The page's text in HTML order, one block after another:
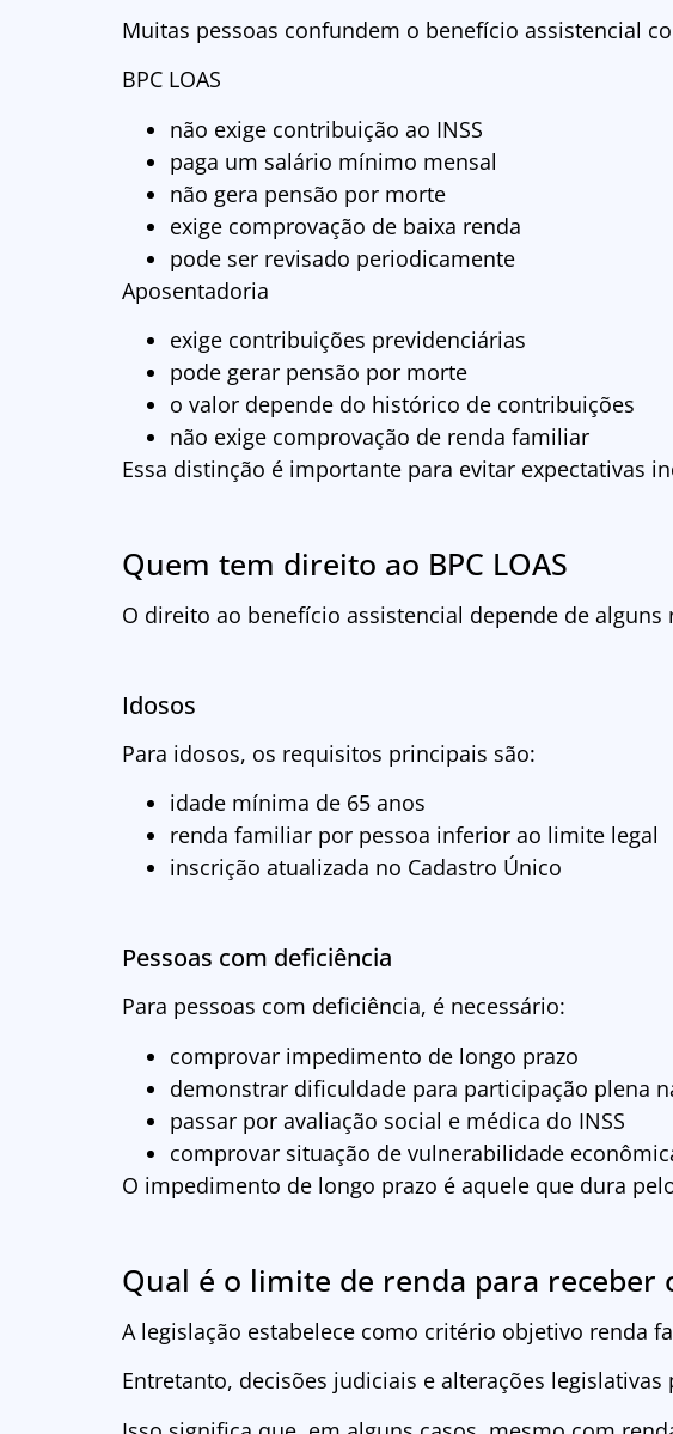
Muitas pessoas confundem o benefício assistencial
BPC LOAS
não exige contribuição ao INSS
paga um salário mínimo mensal
não gera pensão por morte
exige comprovação de baixa renda
pode ser revisado periodicamente
Aposentadoria
exige contribuições previdenciárias
pode gerar pensão por morte
o valor depende do histórico de contribuições
não exige comprovação de renda familiar
Essa distinção é importante para evitar expectativas
Quem tem direito ao BPC LOAS
O direito ao benefício assistencial depende de
Idosos
Para idosos, os requisitos principais são:
idade mínima de 65 anos
renda familiar por pessoa inferior ao limite legal
inscrição atualizada no Cadastro Único
Pessoas com deficiência
Para pessoas com deficiência, é necessário:
comprovar impedimento de longo prazo
demonstrar dificuldade para participação plena
passar por avaliação social e médica do INSS
comprovar situação de vulnerabilidade
O impedimento de longo prazo é aquele que dura
Qual é o limite de renda para receber
A legislação estabelece como critério objetivo renda
Entretanto, decisões judiciais e alterações